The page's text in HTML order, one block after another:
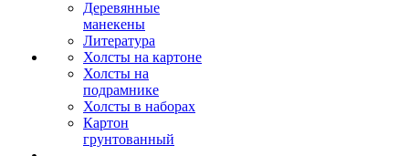
Деревянные
манекены
Литература
Холсты на картоне
Холсты на
подрамнике
Холсты в наборах
Картон
грунтованный